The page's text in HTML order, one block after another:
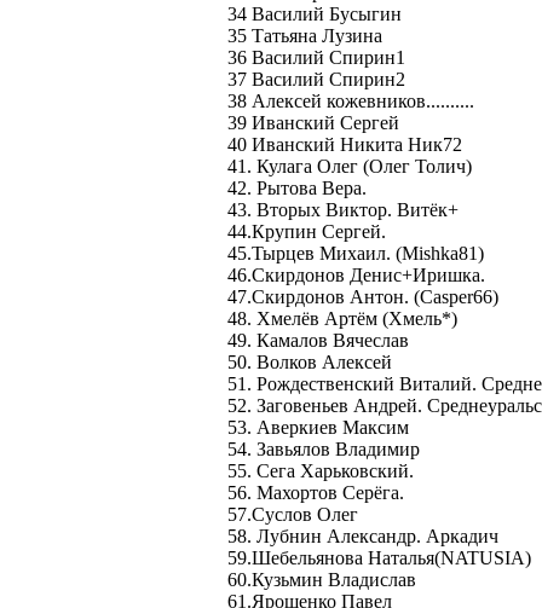
34 Василий Бусыгин
35 Татьяна Лузина
36 Василий Спирин1
37 Василий Спирин2
38 Алексей кожевников..........
39 Иванский Сергей
40 Иванский Никита Ник72
41. Кулага Олег (Олег Толич)
42. Рытова Вера.
43. Вторых Виктор. Витёк+
44.Крупин Сергей.
45.Тырцев Михаил. (Mishka81)
46.Скирдонов Денис+Иришка.
47.Скирдонов Антон. (Сasper66)
48. Хмелёв Артём (Хмель*)
49. Камалов Вячеслав
50. Волков Алексей
51. Рождественский Виталий.
52. Заговеньев Андрей.
53. Аверкиев Максим
54. Завьялов Владимир
55. Сега Харьковский.
56. Махортов Серёга.
57.Суслов Олег
58. Лубнин Александр. Аркадич
59.Шебельянова Наталья(NATUSIA)
60.Кузьмин Владислав
61.Ярошенко Павел